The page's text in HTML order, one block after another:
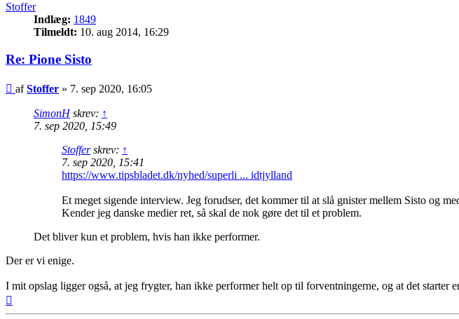
Stoffer
Indlæg: 1849
Tilmeldt: 10. aug 2014, 16:29
Re: Pione Sisto
Indlæg
afStoffer » 7. sep 2020, 16:05
SimonHskrev: ↑
7. sep 2020, 15:49
Stofferskrev: ↑
7. sep 2020, 15:41
https://www.tipsbladet.dk/nyhed/superli ... idtjylland
Et meget sigende interview. Jeg forudser, det kommer til at slå gnister mellem Sisto og
Kender jeg danske medier ret, så skal de nok gøre det til et problem.
Det bliver kun et problem, hvis han ikke performer.
Der er vi enige.
I mit opslag ligger også, at jeg frygter, han ikke performer helt op til forventningerne, og at det